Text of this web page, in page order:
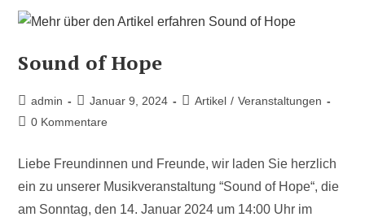
Sound of Hope
admin Januar 9, 2024 Artikel / Veranstaltungen
0 Kommentare
Liebe Freundinnen und Freunde, wir laden Sie herzlich
ein zu unserer Musikveranstaltung “Sound of Hope“, die
am Sonntag, den 14. Januar 2024 um 14:00 Uhr im